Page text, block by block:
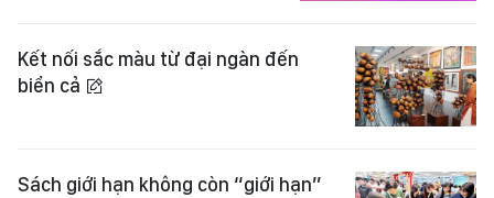
Kết nối sắc màu từ đại ngàn đến
biển cả
Sách giới hạn không còn “giới hạn”